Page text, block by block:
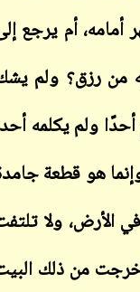
أم يرجع
من رزق؟ ولم
ولم يكلمه
هو قطعة
الأرض، ولا
خرجت من ذلك